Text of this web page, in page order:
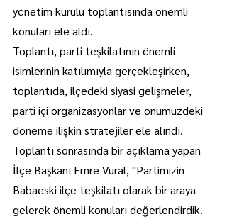
yönetim kurulu toplantısında önemli
konuları ele aldı.
Toplantı, parti teşkilatının önemli
isimlerinin katılımıyla gerçekleşirken,
toplantıda, ilçedeki siyasi gelişmeler,
parti içi organizasyonlar ve önümüzdeki
döneme ilişkin stratejiler ele alındı.
Toplantı sonrasında bir açıklama yapan
İlçe Başkanı Emre Vural, "Partimizin
Babaeski ilçe teşkilatı olarak bir araya
gelerek önemli konuları değerlendirdik.